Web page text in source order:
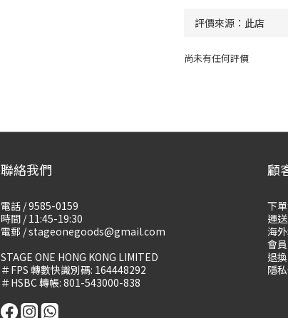
尚未有任何評價
聯絡我們
電話 / 9585-0159
時間 / 11:45-19:30
電郵 / stageonegoods@gmail.com
STAGE ONE HONG KONG LIMITED
＃FPS 轉數快識別碼: 164448292
＃HSBC 轉帳: 801-543000-838
顧
下
運
海
會
退
隱